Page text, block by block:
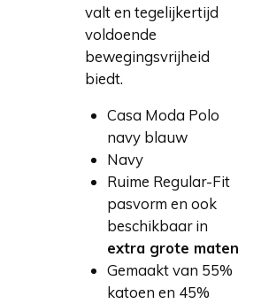
valt en tegelijkertijd
voldoende
bewegingsvrijheid
biedt.
Casa Moda Polo
navy blauw
Navy
Ruime Regular-Fit
pasvorm en ook
beschikbaar in
extra grote maten
Gemaakt van 55%
katoen en 45%